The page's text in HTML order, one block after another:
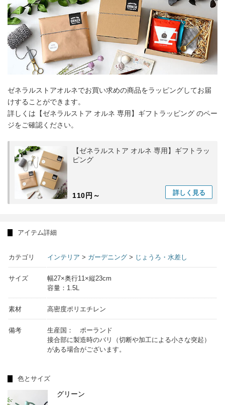
ゼネラルストアオルネでお買い求めの商品をラッピングしてお届
けすることができます。
詳しくは【ゼネラルストア オルネ 専用】ギフトラッピング のペー
ジをご確認ください。
【ゼネラルストア オルネ 専用】ギフトラッ
ピング
110円～ 詳しく 見る
アイテム詳細
カテゴリ インテリア > ガーデニング > じょうろ・水差し
サイズ
幅27×奥行11×縦23cm
容量：1.5L
素材 高密度ポリエチレン
備考
生産国： ポーランド
接合部に製造時のバリ（切断や加工による小さな突起）
がある場合がございます。
色とサイズ
グリーン